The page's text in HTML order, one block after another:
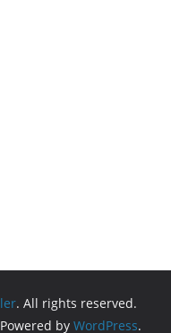
. All rights reserved.
by WordPress.